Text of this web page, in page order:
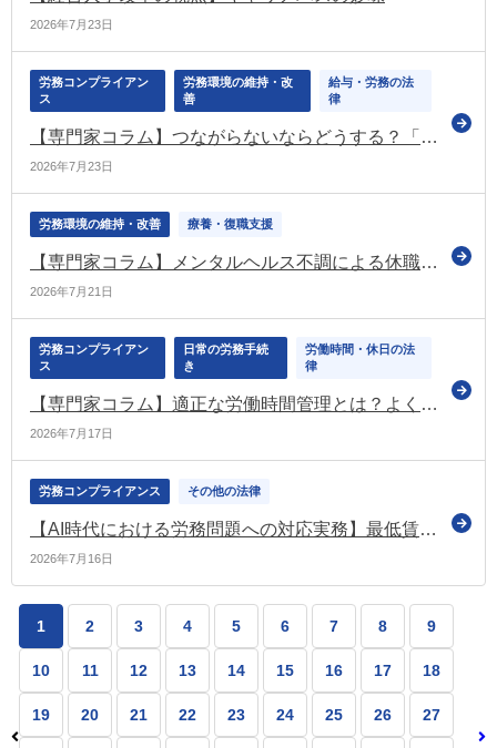
2026年7月23日
労務コンプライアン
ス
労務環境の維持・改
善
給与・労務の法
律
【専門家コラム】つながらないならどうする？「つながらない権利」を考える
2026年7月23日
労務環境の維持・改善 療養・復職支援
【専門家コラム】メンタルヘルス不調による休職対応と産業医連携｜具体的な連携の仕方【後編】
2026年7月21日
労務コンプライアン
ス
日常の労務手続
き
労働時間・休日の法
律
【専門家コラム】適正な労働時間管理とは？よくある違反事例と企業が押さえるべき管理のポイント
2026年7月17日
労務コンプライアンス その他の法律
【AI時代における労務問題への対応実務】最低賃金から考えるAIの限界
2026年7月16日
1 2 3 4 5 6 7 8 9
10 11 12 13 14 15 16 17 18
19 20 21 22 23 24 25 26 27